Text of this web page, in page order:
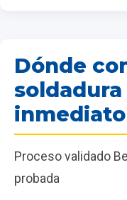
Dónde
Proceso validado
probada